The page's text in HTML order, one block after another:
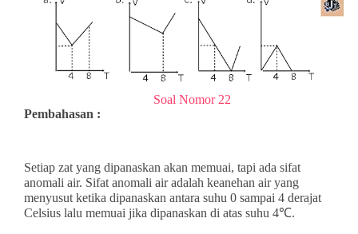
Soal Nomor 22
Pembahasan :
Setiap zat yang dipanaskan akan memuai, tapi ada sifat
anomali air. Sifat anomali air adalah keanehan air yang
menyusut ketika dipanaskan antara suhu 0 sampai 4 derajat
Celsius lalu memuai jika dipanaskan di atas suhu 4℃.